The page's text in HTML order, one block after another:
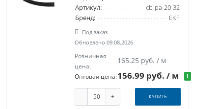
Артикул:
cb-pa-20-32
Бренд:
EKF
Под заказ
Обновлено 09.08.2026
Розничная
цена:
165.25 руб. / м
Оптовая цена:156.99 руб./ м !
- + КУПИТЬ